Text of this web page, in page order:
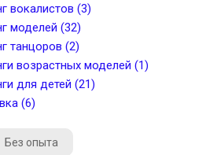
вокалистов (3)
моделей (32)
танцоров (2)
возрастных моделей (1)
для детей (21)
(6)
Без опыта